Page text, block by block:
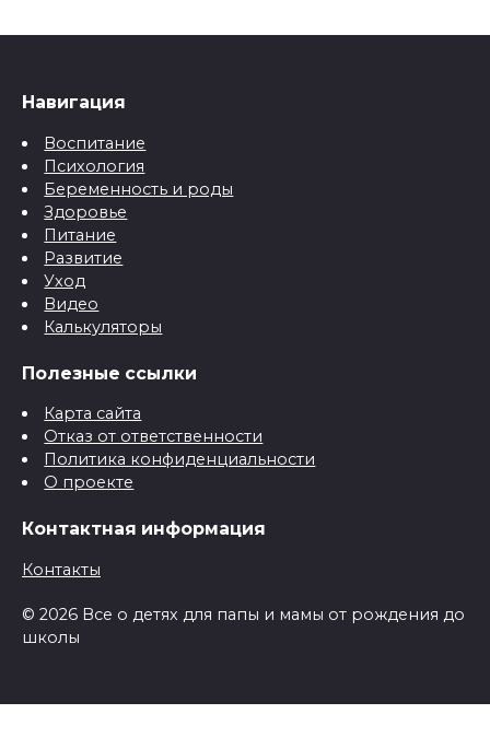
Навигация
Воспитание
Психология
Беременность и роды
Здоровье
Питание
Развитие
Уход
Видео
Калькуляторы
Полезные ссылки
Карта сайта
Отказ от ответственности
Политика конфиденциальности
О проекте
Контактная информация
Контакты
© 2026 Все о детях для папы и мамы от рождения до
школы